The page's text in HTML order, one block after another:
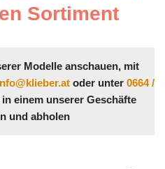
Sortiment
Modelle anschauen, mit
oder unter 0664 /
einem unserer Geschäfte
und abholen